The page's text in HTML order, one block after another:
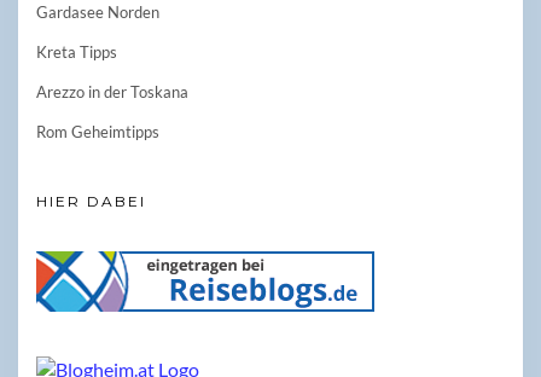
Gardasee Norden
Kreta Tipps
Arezzo in der Toskana
Rom Geheimtipps
HIER DABEI